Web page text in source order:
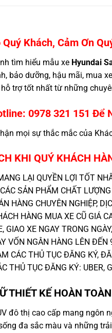
Quý Khách, Cảm Ơn
tìm hiểu mẫu xeHyundai
bảo dưỡng, hậu mãi, mua xe
trợ tốt nhất từ những
0978 321 151 Để
mọi sự thắc mắc của
KHI QUÝ KHÁCH
LẠI QUYỀN LỢI TỐT
SẢN PHẨM CHẤT LƯỢNG
HÀNG CHUYÊN NGHIỆP,
HÀNG MUA XE CŨ GIÁ
GIAO XE NGAY TRONG
VỐN NGÂN HÀNG LÊN ĐẾN
CÁC THỦ TỤC ĐĂNG KÝ,
THỦ TỤC ĐĂNG KÝ: UBER,
THIẾT KẾ HOÀN TOÀN
đô thị cao cấp mang ngôn
đa sắc màu và những